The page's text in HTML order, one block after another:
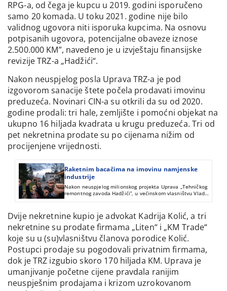
RPG-a, od čega je kupcu u 2019. godini isporučeno
samo 20 komada. U toku 2021. godine nije bilo
validnog ugovora niti isporuka kupcima. Na osnovu
potpisanih ugovora, potencijalne obaveze iznose
2.500.000 KM”, navedeno je u izvještaju finansijske
revizije TRZ-a „Hadžići“.
Nakon neuspjelog posla Uprava TRZ-a je pod
izgovorom sanacije štete počela prodavati imovinu
preduzeća. Novinari CIN-a su otkrili da su od 2020.
godine prodali: tri hale, zemljište i pomoćni objekat na
ukupno 16 hiljada kvadrata u krugu preduzeća. Tri od
pet nekretnina prodate su po cijenama nižim od
procijenjene vrijednosti.
Raketnim bacačima na imovinu namjenske
industrije
Nakon neuspjelog milionskog projekta Uprava „Tehničkog
remontnog zavoda Hadžići”, u većinskom vlasništvu Vlade
FBiH, prodala je privatnicima tri nekretnine po nižoj
Dvije nekretnine kupio je advokat Kadrija Kolić, a tri
nekretnine su prodate firmama „Liten“ i „KM Trade“
koje su u (su)vlasništvu članova porodice Kolić.
Postupci prodaje su pogodovali privatnim firmama,
dok je TRZ izgubio skoro 170 hiljada KM. Uprava je
umanjivanje početne cijene pravdala ranijim
neuspješnim prodajama i krizom uzrokovanom